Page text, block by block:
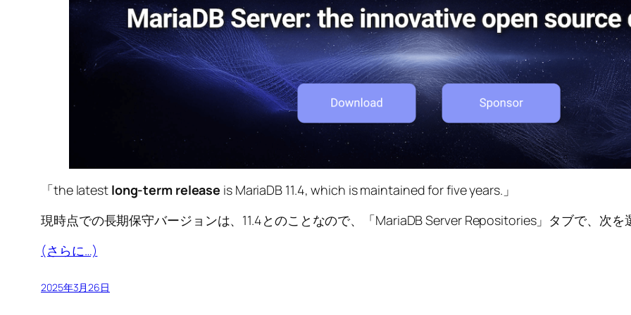
「the latest long-term release is MariaDB 11.4, which is maintained for five years.」
現時点での長期保守バージョンは、11.4とのことなので、「MariaDB Server Repositories」タブで、次を
(さらに…)
2025年3月26日